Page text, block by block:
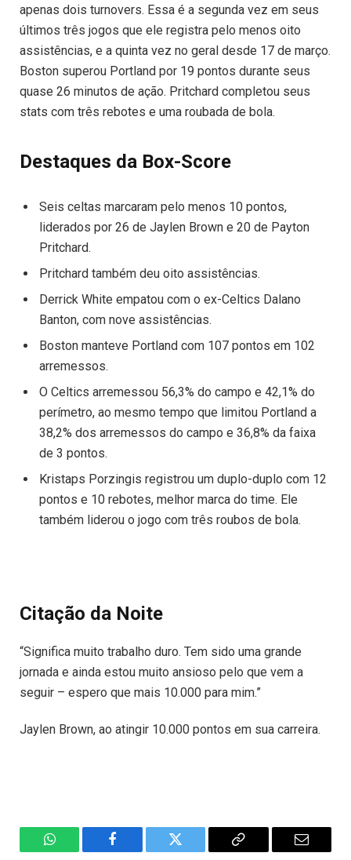
apenas dois turnovers. Essa é a segunda vez em seus
últimos três jogos que ele registra pelo menos oito
assistências, e a quinta vez no geral desde 17 de março.
Boston superou Portland por 19 pontos durante seus
quase 26 minutos de ação. Pritchard completou seus
stats com três rebotes e uma roubada de bola.
Destaques da Box-Score
Seis celtas marcaram pelo menos 10 pontos,
liderados por 26 de Jaylen Brown e 20 de Payton
Pritchard.
Pritchard também deu oito assistências.
Derrick White empatou com o ex-Celtics Dalano
Banton, com nove assistências.
Boston manteve Portland com 107 pontos em 102
arremessos.
O Celtics arremessou 56,3% do campo e 42,1% do
perímetro, ao mesmo tempo que limitou Portland a
38,2% dos arremessos do campo e 36,8% da faixa
de 3 pontos.
Kristaps Porzingis registrou um duplo-duplo com 12
pontos e 10 rebotes, melhor marca do time. Ele
também liderou o jogo com três roubos de bola.
Citação da Noite
“Significa muito trabalho duro. Tem sido uma grande
jornada e ainda estou muito ansioso pelo que vem a
seguir – espero que mais 10.000 para mim.”
Jaylen Brown, ao atingir 10.000 pontos em sua carreira.
WhatsAppFacebook Twitter
Copiar
E-